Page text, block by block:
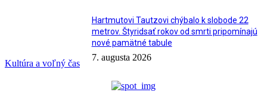
Kultúra a voľný čas
Hartmutovi Tautzovi chýbalo k slobode 22
metrov. Štyridsať rokov od smrti pripomínajú
nové pamätné tabule
7. augusta 2026